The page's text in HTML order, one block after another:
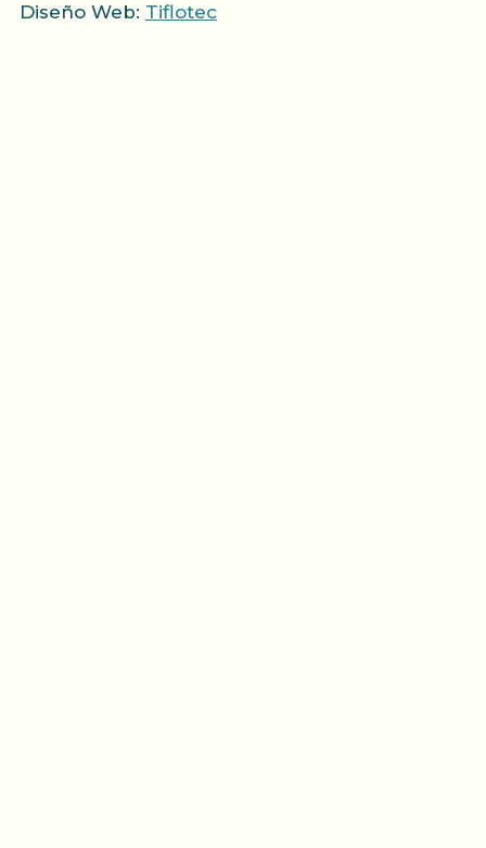
Diseño Web: Tiflotec